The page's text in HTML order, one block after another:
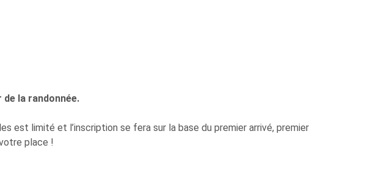
la randonnée.
est limité et l’inscription se fera sur la base du premier arrivé, premier
place !